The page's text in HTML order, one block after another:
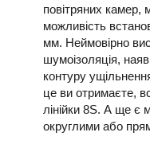
повітряних камер,
можливість
мм. Неймовірно
шумоізоляція,
контуру
це ви отримаєте,
лінійки 8S. А ще є
округлими або